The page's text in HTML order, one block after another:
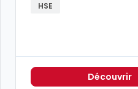
travail à 212,16 €TTC/mois
HSE
Découvrir